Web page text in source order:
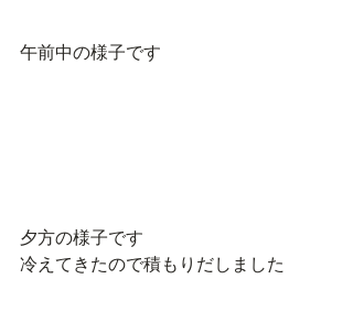
午前中の様子です
夕方の様子です
冷えてきたので積もりだしました